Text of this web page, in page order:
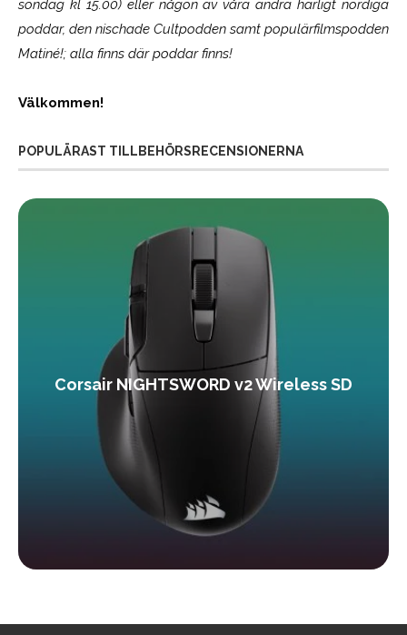
söndag kl 15.00) eller någon av våra andra härligt nördiga
poddar, den nischade Cultpodden samt populärfilmspodden
Matiné!; alla finns där poddar finns!
Välkommen!
POPULÄRAST TILLBEHÖRSRECENSIONERNA
Corsair NIGHTSWORD v2 Wireless SD